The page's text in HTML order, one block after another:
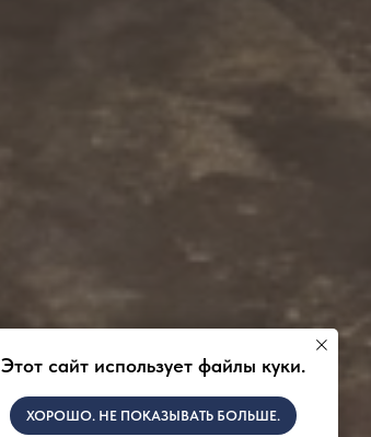
Этот сайт использует файлы куки.
ХОРОШО. НЕ ПОКАЗЫВАТЬ БОЛЬШЕ.